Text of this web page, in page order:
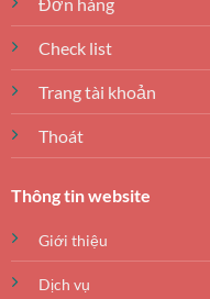
Check list
Trang tài khoản
Thoát
Thông tin website
Giới thiệu
Dịch vụ